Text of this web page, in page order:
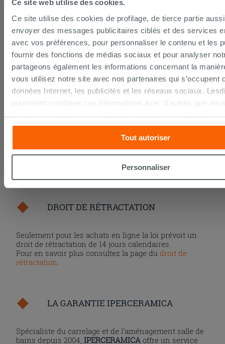
Ce site web utilise des cookies.
Ce site utilise des cookies de profilage, de tierce partie
envoyer des messages publicitaires ciblés et des services
avec vos préférences, pour personnaliser le contenu et les
fournir des fonctions de médias sociaux et pour analyser
partageons également les informations concernant la
vous utilisez notre site avec nos partenaires qui s’occupent
données Internet, les publicités et les réseaux sociaux.
pourraient combiner ces informations avec d’autres que
fournies ou qu’ils ont recueillies à partir de votre utilisation
services. Si vous souhaitez en savoir davantage ou refusez
consentement à tous les cookies, ou à quelques-uns
ou « personalizer ». Le consentement peut être exprimé en
touche « Acceptez tout ». En cliquant sur la touche « X »,
uniquement.
Tout autoriser
Personnaliser
quelques jours.
IPERCERAMICA collabore depuis de nombreuses
années avec les plus grandsspécialistes des
transports internationaux et l'expédition des produits
est suivie par tracking.
Pour en savoir plus consultez la rubrique délais et
coûts de livraison.
PAIEMENT SÉCURISÉ
La procédure de paiement en ligne est sécurisée
grâce aux standards et protocoles les plus élevés de
cryptage des données. Vous pouvez payer par carte
bancaire, Paypal ou virement bancaire.
DROIT DE RÉTRACTATION
Seulement pour les achats en ligne la loi prévoit un
droit de rétractation de 14 jours calendaires.
Pour en savoir plus consultez la page dudroit de
rétractation
LA GARANTIE IPERCERAMICA
Spécialiste du carrelage et de l’aménagement salle de
bains depuis 2004,IPERCERAMICA offre un service